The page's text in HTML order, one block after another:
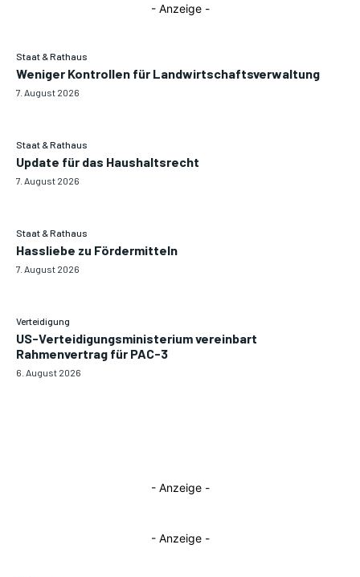
- Anzeige -
Staat & Rathaus
Weniger Kontrollen für Landwirtschaftsverwaltung
7. August 2026
Staat & Rathaus
Update für das Haushaltsrecht
7. August 2026
Staat & Rathaus
Hassliebe zu Fördermitteln
7. August 2026
Verteidigung
US-Verteidigungsministerium vereinbart
Rahmenvertrag für PAC-3
6. August 2026
- Anzeige -
- Anzeige -